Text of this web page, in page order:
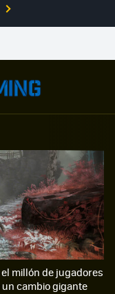
el millón de jugadores
cambio gigante